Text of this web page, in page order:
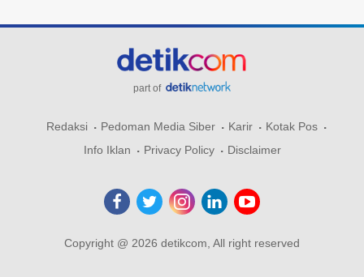
part of
Redaksi Pedoman Media Siber Karir
Kotak Pos
Info Iklan
Privacy Policy Disclaimer
Copyright @ 2026 detikcom, All right reserved